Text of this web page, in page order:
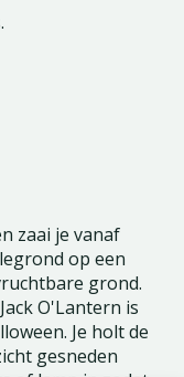
zaai je vanaf
op een
grond.
O'Lantern is
Je holt de
gesneden